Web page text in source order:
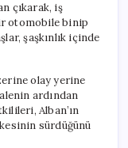
çıkarak, iş
otomobile binip
şaşkınlık içinde
olay yerine
ardından
Alban’ın
sürdüğünü